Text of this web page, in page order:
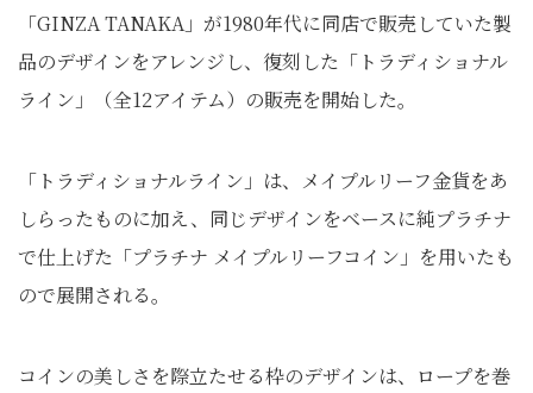
「GINZA TANAKA」が1980年代に同店で販売していた製
品のデザインをアレンジし、復刻した「トラディショナル
ライン」（全12アイテム）の販売を開始した。
「トラディショナルライン」は、メイプルリーフ金貨をあ
しらったものに加え、同じデザインをベースに純プラチナ
で仕上げた「プラチナ メイプルリーフコイン」を用いたも
ので展開される。
コインの美しさを際立たせる枠のデザインは、ロープを巻